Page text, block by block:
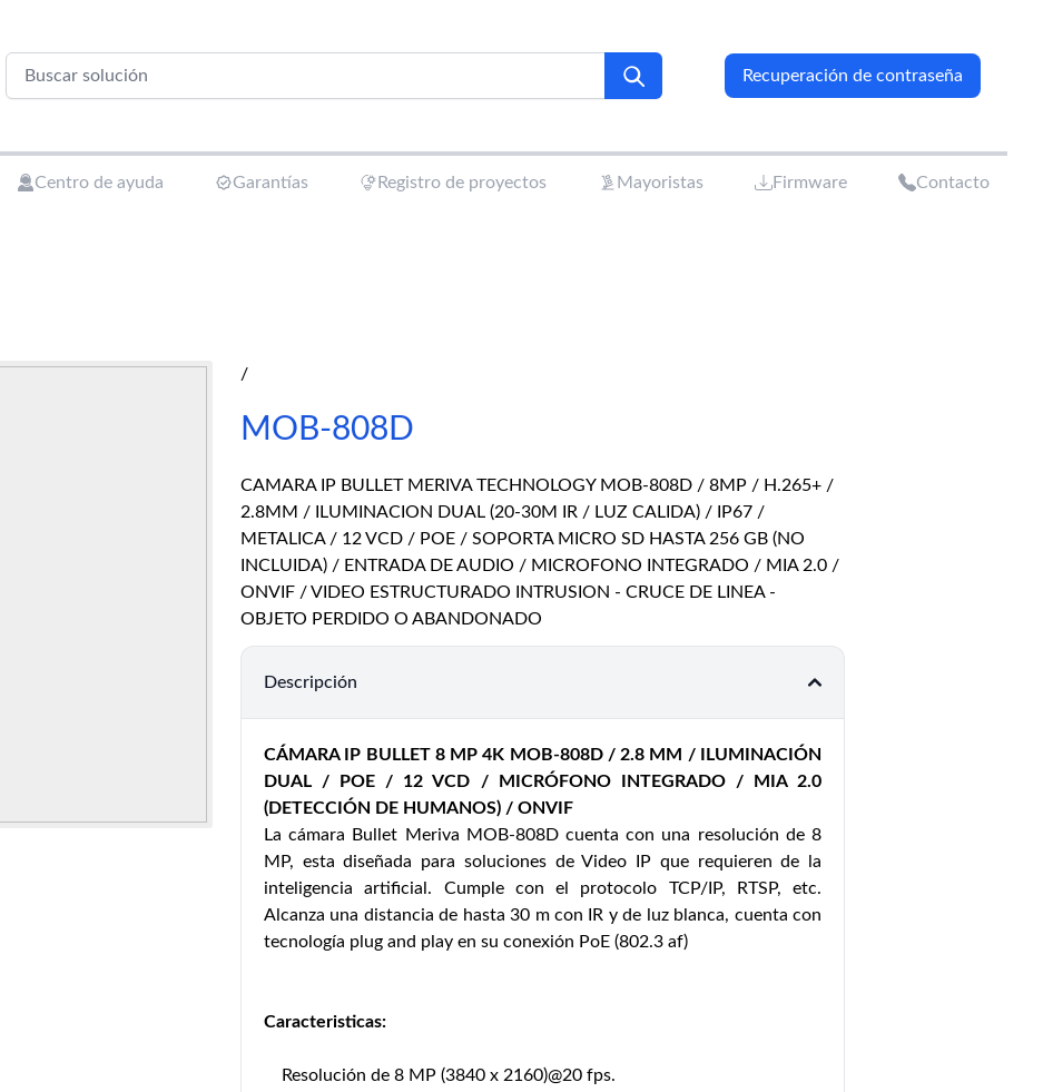
Recuperación de contraseña
Centro de ayuda Garantías Registro de proyectos Mayoristas Firmware Contacto
/
MOB-808D
CAMARA IP BULLET MERIVA TECHNOLOGY MOB-808D / 8MP / H.265+ /
2.8MM / ILUMINACION DUAL (20-30M IR / LUZ CALIDA) / IP67 /
METALICA / 12 VCD / POE / SOPORTA MICRO SD HASTA 256 GB (NO
INCLUIDA) / ENTRADA DE AUDIO / MICROFONO INTEGRADO / MIA 2.0 /
ONVIF / VIDEO ESTRUCTURADO INTRUSION - CRUCE DE LINEA -
OBJETO PERDIDO O ABANDONADO
Descripción
CÁMARA IP BULLET 8 MP 4K MOB-808D / 2.8 MM / ILUMINACIÓN
DUAL / POE / 12 VCD / MICRÓFONO INTEGRADO / MIA 2.0
(DETECCIÓN DE HUMANOS) / ONVIF
La cámara Bullet Meriva MOB-808D cuenta con una resolución de 8
MP, esta diseñada para soluciones de Video IP que requieren de la
inteligencia artificial. Cumple con el protocolo TCP/IP, RTSP, etc.
Alcanza una distancia de hasta 30 m con IR y de luz blanca, cuenta con
tecnología plug and play en su conexión PoE (802.3 af)
Caracteristicas:
Resolución de 8 MP (3840 x 2160)@20 fps.